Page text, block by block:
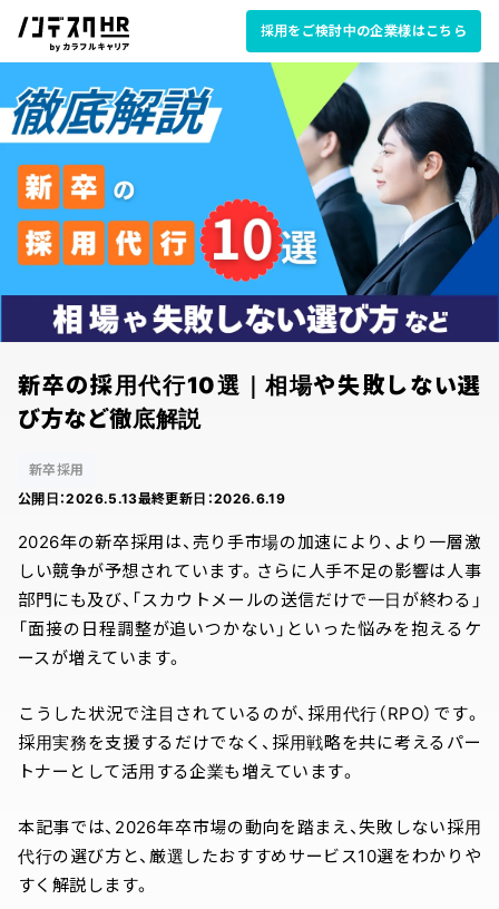
採用をご検討中の企業様はこちら
新卒の採用代行10選｜相場や失敗しない選
び方など徹底解説
新卒採用
公開日：2026.5.13最終更新日：2026.6.19
2026年の新卒採用は、売り手市場の加速により、より一層激
しい競争が予想されています。さらに人手不足の影響は人事
部門にも及び、「スカウトメールの送信だけで一日が終わる」
「面接の日程調整が追いつかない」といった悩みを抱えるケ
ースが増えています。
こうした状況で注目されているのが、採用代行（RPO）です。
採用実務を支援するだけでなく、採用戦略を共に考えるパー
トナーとして活用する企業も増えています。
本記事では、2026年卒市場の動向を踏まえ、失敗しない採用
代行の選び方と、厳選したおすすめサービス10選をわかりや
すく解説します。